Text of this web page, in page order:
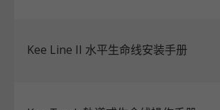
Kee Line II 水平生命线安装手册